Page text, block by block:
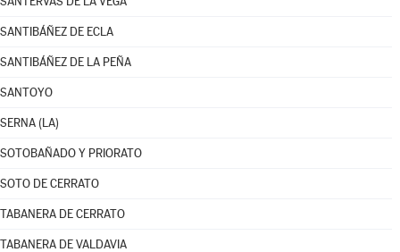
SANTIBÁÑEZ DE ECLA
SANTIBÁÑEZ DE LA PEÑA
SANTOYO
SERNA (LA)
SOTOBAÑADO Y PRIORATO
SOTO DE CERRATO
TABANERA DE CERRATO
TABANERA DE VALDAVIA